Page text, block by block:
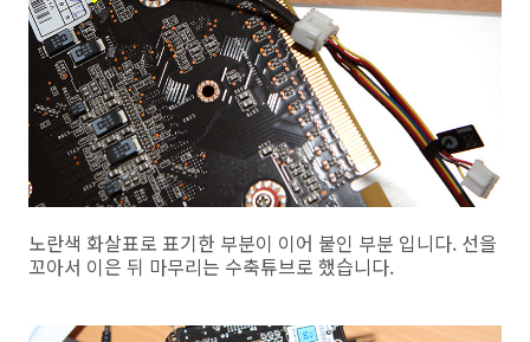
노란색 화살표로 표기한 부분이 이어 붙인 부분 입니다. 선을
꼬아서 이은 뒤 마무리는 수축튜브로 했습니다.